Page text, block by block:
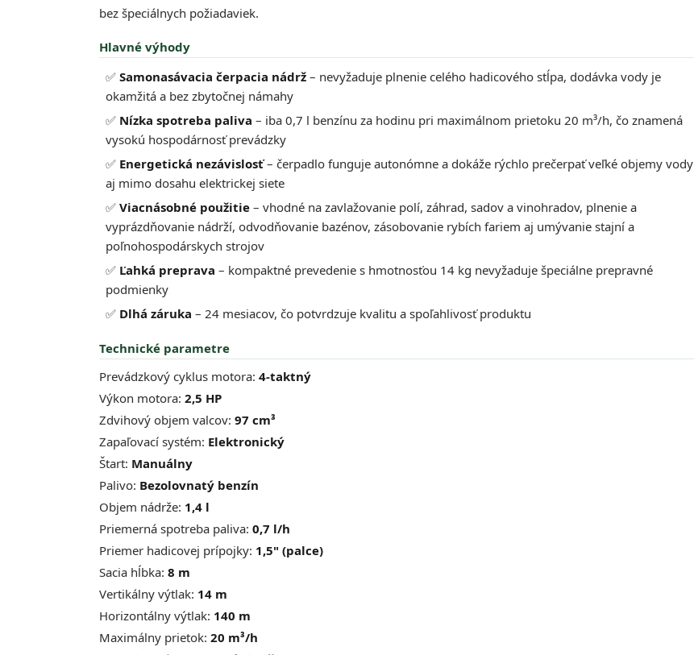
bez špeciálnych požiadaviek.
Hlavné výhody
✅ Samonasávacia čerpacia nádrž – nevyžaduje plnenie celého hadicového stĺpa, dodávka vody je
okamžitá a bez zbytočnej námahy
✅ Nízka spotreba paliva – iba 0,7 l benzínu za hodinu pri maximálnom prietoku 20 m³/h, čo znamená
vysokú hospodárnosť prevádzky
✅ Energetická nezávislosť– čerpadlo funguje autonómne a dokáže rýchlo prečerpať veľké objemy vody
aj mimo dosahu elektrickej siete
✅ Viacnásobné použitie – vhodné na zavlažovanie polí, záhrad, sadov a vinohradov, plnenie a
vyprázdňovanie nádrží, odvodňovanie bazénov, zásobovanie rybích fariem aj umývanie stajní a
poľnohospodárskych strojov
✅ Ľahká preprava – kompaktné prevedenie s hmotnosťou 14 kg nevyžaduje špeciálne prepravné
podmienky
✅ Dlhá záruka – 24 mesiacov, čo potvrdzuje kvalitu a spoľahlivosť produktu
Technické parametre
Prevádzkový cyklus motora: 4-taktný
Výkon motora: 2,5 HP
Zdvihový objem valcov: 97 cm³
Zapaľovací systém: Elektronický
Štart: Manuálny
Palivo: Bezolovnatý benzín
Objem nádrže: 1,4 l
Priemerná spotreba paliva: 0,7 l/h
Priemer hadicovej prípojky: 1,5" (palce)
Sacia hĺbka: 8 m
Vertikálny výtlak: 14 m
Horizontálny výtlak: 140 m
Maximálny prietok: 20 m³/h